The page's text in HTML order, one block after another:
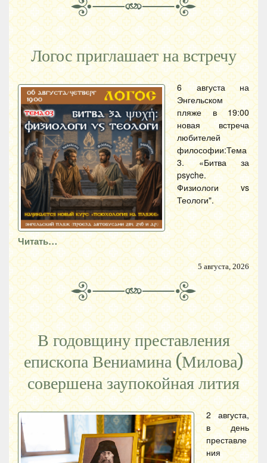
Логос приглашает на встречу
6 августа на
Энгельском
пляже в 19:00
новая встреча
любителей
философии:Тема
3. «Битва за
psyche.
Физиологи vs
Теологи".
Читать…
5 августа, 2026
В годовщину преставления
епископа Вениамина (Милова)
совершена заупокойная лития
2 августа,
в день
преставле
ния